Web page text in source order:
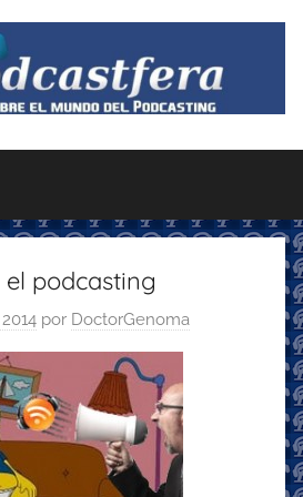
el podcasting
por DoctorGenoma